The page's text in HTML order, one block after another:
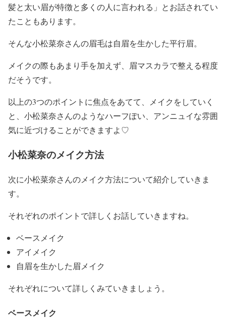
髪と太い眉が特徴と多くの人に言われる」 とお話されてい
たこともあります。
そんな小松菜奈さんの眉毛は自眉を生かした平行眉。
メイクの際もあまり手を加えず、眉マスカラで整える程度
だそうです。
以上の3つのポイントに焦点をあてて、メイクをしていく
と、小松菜奈さんのようなハーフぽい、アンニュイな雰囲
気に近づけることができますよ♡
小松菜奈のメイク方法
次に小松菜奈さんのメイク方法について紹介していきま
す。
それぞれのポイントで詳しくお話していきますね。
ベースメイク
アイメイク
自眉を生かした眉メイク
それぞれについて詳しくみていきましょう。
ベースメイク